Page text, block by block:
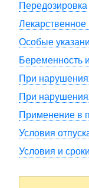
Передозировка
Особые
Беременность
При
При
Применение в
Условия
Условия и